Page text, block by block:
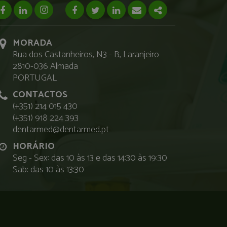
facebook page
linkedin page
instagram page
Facebook
TwitterLinkedinEmail Share
MORADA
Rua dos Castanheiros, N3 - B, Laranjeiro
2810-036 Almada
PORTUGAL
CONTACTOS
(+351) 214 015 430
(+351) 918 224 393
dentarmed@dentarmed.pt
HORÁRIO
Seg - Sex: das 10 às 13 e das 14:30 às 19:30
Sab: das 10 às 13:30